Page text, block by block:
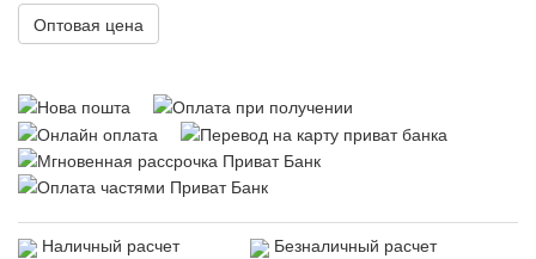
Оптовая цена
Наличный расчет Безналичный расчет